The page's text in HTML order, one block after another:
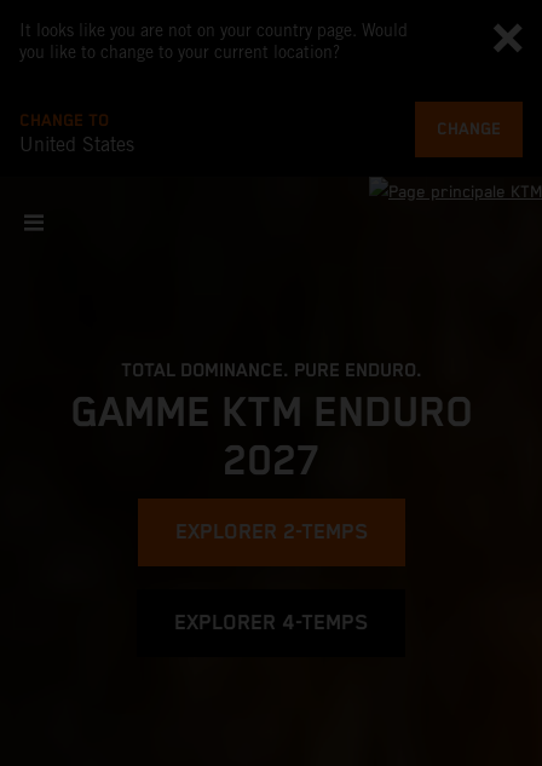
It looks like you are not on your country page. Would
you like to change to your current location?
CHANGE TO
United States
CHANGE
TOTAL DOMINANCE. PURE ENDURO.
GAMME KTM ENDURO
2027
EXPLORER 2-TEMPS
EXPLORER 4-TEMPS